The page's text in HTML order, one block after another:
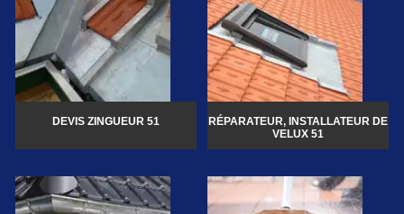
DEVIS ZINGUEUR 51
RÉPARATEUR, INSTALLATEUR DE
VELUX 51